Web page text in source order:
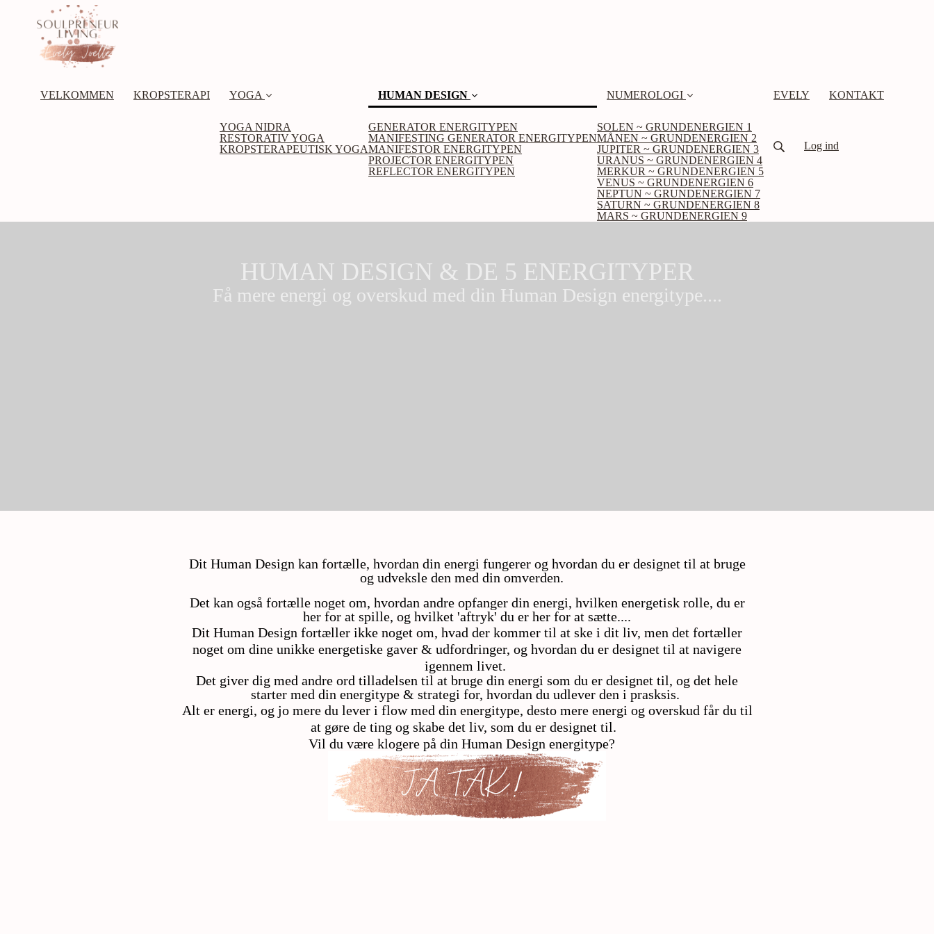
VELKOMMEN KROPSTERAPI YOGA
YOGA NIDRA
RESTORATIV YOGA
KROPSTERAPEUTISK YOGA
HUMAN DESIGN (current)
GENERATOR ENERGITYPEN
MANIFESTING GENERATOR ENERGITYPEN
MANIFESTOR ENERGITYPEN
PROJECTOR ENERGITYPEN
REFLECTOR ENERGITYPEN
NUMEROLOGI
SOLEN ~ GRUNDENERGIEN 1
MÅNEN ~ GRUNDENERGIEN 2
JUPITER ~ GRUNDENERGIEN 3
URANUS ~ GRUNDENERGIEN 4
MERKUR ~ GRUNDENERGIEN 5
VENUS ~ GRUNDENERGIEN 6
NEPTUN ~ GRUNDENERGIEN 7
SATURN ~ GRUNDENERGIEN 8
MARS ~ GRUNDENERGIEN 9
EVELY KONTAKT
Log ind
HUMAN DESIGN & DE 5 ENERGITYPER
Få mere energi og overskud med din Human Design energitype....
Dit Human Design kan fortælle, hvordan din energi fungerer og hvordan du er designet til at bruge
og udveksle den med din omverden.
Det kan også fortælle noget om, hvordan andre opfanger din energi, hvilken energetisk rolle, du er
her for at spille, og hvilket 'aftryk' du er her for at sætte....
Dit Human Design fortæller ikke noget om, hvad der kommer til at ske i dit liv, men det fortæller
noget om dine unikke energetiske gaver & udfordringer, og hvordan du er designet til at navigere
igennem livet.
Det giver dig med andre ord tilladelsen til at bruge din energi som du er designet til, og det hele
starter med din energitype & strategi for, hvordan du udlever den i prasksis.
Alt er energi, og jo mere du lever i flow med din energitype, desto mere energi og overskud får du til
at gøre de ting og skabe det liv, som du er designet til.
Vil du være klogere på din Human Design energitype?